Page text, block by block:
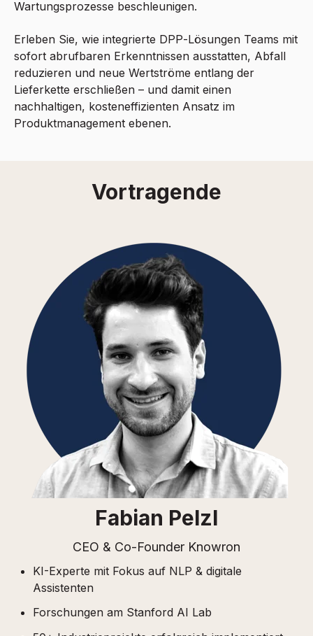
Wartungsprozesse beschleunigen.
Erleben Sie, wie integrierte DPP‑Lösungen Teams mit
sofort abrufbaren Erkenntnissen ausstatten, Abfall
reduzieren und neue Wertströme entlang der
Lieferkette erschließen – und damit einen
nachhaltigen, kosteneffizienten Ansatz im
Produktmanagement ebenen.
Vortragende
Fabian Pelzl
CEO & Co-Founder Knowron
KI-Experte mit Fokus auf NLP & digitale
Assistenten
Forschungen am Stanford AI Lab